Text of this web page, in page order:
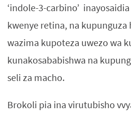
‘indole-3-carbino’
kwenye retina, na kupunguza
wazima kupoteza uwezo wa
kunakosababishwa na
seli za macho.
Brokoli pia ina virutubisho